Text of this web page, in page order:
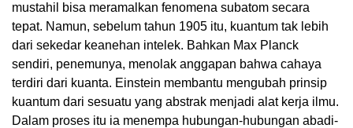
mustahil bisa meramalkan fenomena subatom secara
tepat. Namun, sebelum tahun 1905 itu, kuantum tak lebih
dari sekedar keanehan intelek. Bahkan Max Planck
sendiri, penemunya, menolak anggapan bahwa cahaya
terdiri dari kuanta. Einstein membantu mengubah prinsip
kuantum dari sesuatu yang abstrak menjadi alat kerja ilmu.
Dalam proses itu ia menempa hubungan-hubungan abadi-